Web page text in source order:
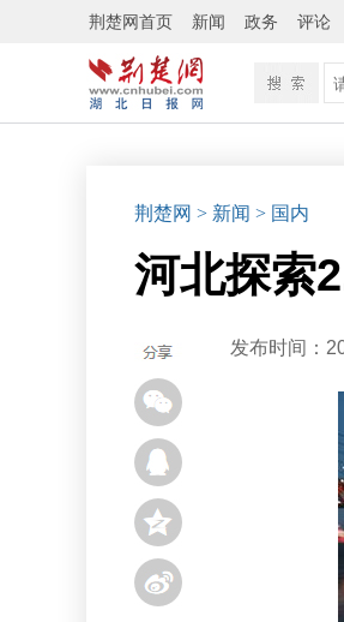
荆楚网首页 新闻 政务 评论
荆楚网 > 新闻 > 国内
河北探索
发布时间：